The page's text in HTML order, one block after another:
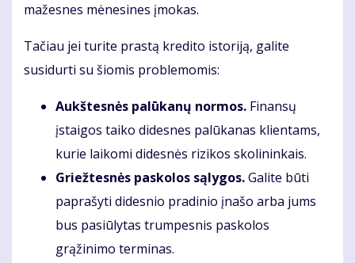
mažesnes mėnesines įmokas.
Tačiau jei turite prastą kredito istoriją, galite
susidurti su šiomis problemomis:
Aukštesnės palūkanų normos. Finansų
įstaigos taiko didesnes palūkanas klientams,
kurie laikomi didesnės rizikos skolininkais.
Griežtesnės paskolos sąlygos.Galite būti
paprašyti didesnio pradinio įnašo arba jums
bus pasiūlytas trumpesnis paskolos
grąžinimo terminas.